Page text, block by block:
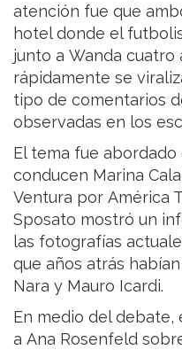
atención fue que
hotel donde el
junto a Wanda cuatro
rápidamente se
tipo de comentarios
observadas en los
El tema fue abordado
conducen Marina
Ventura por América
Sposato mostró un
las fotografías
que años atrás
Nara y Mauro Icardi.
En medio del
a Ana Rosenfeld